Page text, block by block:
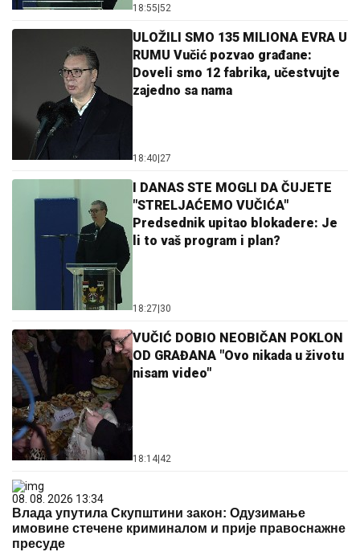
18:55 52
ULOŽILI SMO 135 MILIONA EVRA U
RUMU Vučić pozvao građane:
Doveli smo 12 fabrika, učestvujte
zajedno sa nama
18:40 27
I DANAS STE MOGLI DA ČUJETE
"STRELJAĆEMO VUČIĆA"
Predsednik upitao blokadere: Je
li to vaš program i plan?
18:27 30
VUČIĆ DOBIO NEOBIČAN POKLON
OD GRAĐANA "Ovo nikada u životu
nisam video"
18:14 42
08. 08. 2026 13:34
Влада упутила Скупштини закон: Одузимање
имовине стечене криминалом и прије правоснажне
пресуде